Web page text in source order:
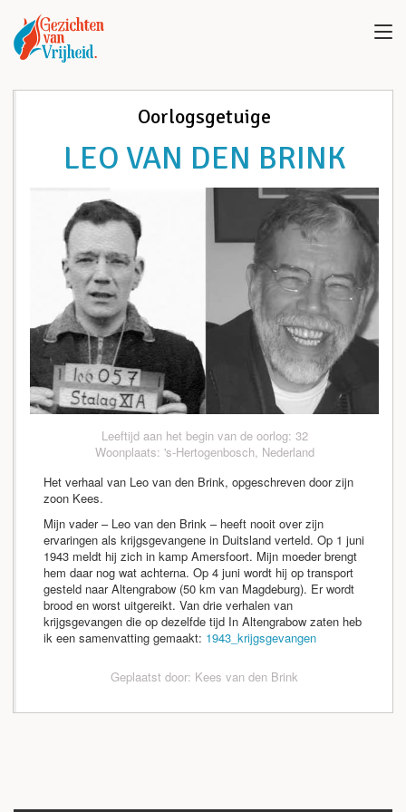
Oorlogsgetuige
LEO VAN DEN BRINK
Leeftijd aan het begin van de oorlog: 32
Woonplaats: 's-Hertogenbosch, Nederland
Het verhaal van Leo van den Brink, opgeschreven door zijn
zoon Kees.
Mijn vader – Leo van den Brink – heeft nooit over zijn
ervaringen als krijgsgevangene in Duitsland verteld. Op 1 juni
1943 meldt hij zich in kamp Amersfoort. Mijn moeder brengt
hem daar nog wat achterna. Op 4 juni wordt hij op transport
gesteld naar Altengrabow (50 km van Magdeburg). Er wordt
brood en worst uitgereikt. Van drie verhalen van
krijgsgevangen die op dezelfde tijd In Altengrabow zaten heb
ik een samenvatting gemaakt: 1943_krijgsgevangen
Geplaatst door: Kees van den Brink